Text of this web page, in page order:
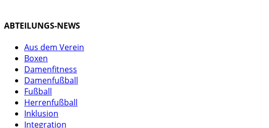
ABTEILUNGS-NEWS
Aus dem Verein
Boxen
Damenfitness
Damenfußball
Fußball
Herrenfußball
Inklusion
Integration